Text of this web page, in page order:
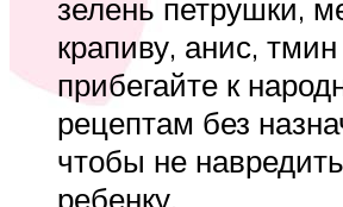
зелень петрушки,
крапиву, анис,
прибегайте к
рецептам без
чтобы не
ребенку.